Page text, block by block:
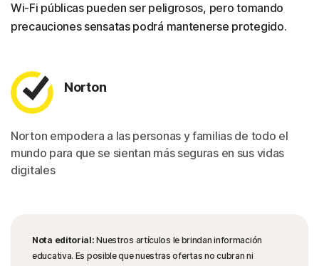
Wi-Fi públicas pueden ser peligrosos, pero tomando
precauciones sensatas podrá mantenerse protegido.
Norton
Norton empodera a las personas y familias de todo el
mundo para que se sientan más seguras en sus vidas
digitales
Nota editorial:Nuestros artículos le brindan información
educativa. Es posible que nuestras ofertas no cubran ni